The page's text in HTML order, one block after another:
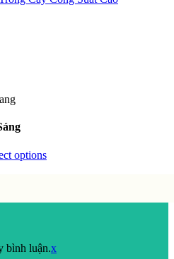
options
bình luận.x